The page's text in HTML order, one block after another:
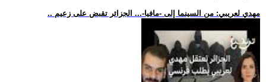
.. مهدي لعريبي: من السينما إلى -مافيا-... الجزائر تقبض على زعيم